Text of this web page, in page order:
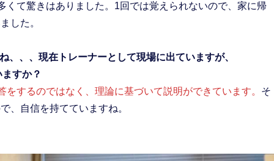
くて驚きはありました。1回では覚えられないので、家に帰
した。
、、、現在トレーナーとして現場に出ていますが、
すか？
するのではなく、理論に基づいて説明ができています。 そ
、自信を持てていますね。